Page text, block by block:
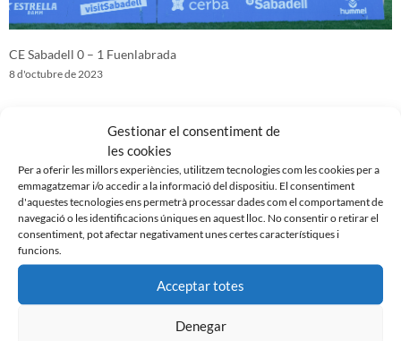
Gestionar el consentiment de
les cookies
Per a oferir les millors experiències, utilitzem tecnologies com les cookies per a
emmagatzemar i/o accedir a la informació del dispositiu. El consentiment
d'aquestes tecnologies ens permetrà processar dades com el comportament de
navegació o les identificacions úniques en aquest lloc. No consentir o retirar el
consentiment, pot afectar negativament unes certes característiques i
funcions.
Acceptar totes
Denegar
CE Sabadell 0 – 1 Fuenlabrada
8 d'octubre de 2023